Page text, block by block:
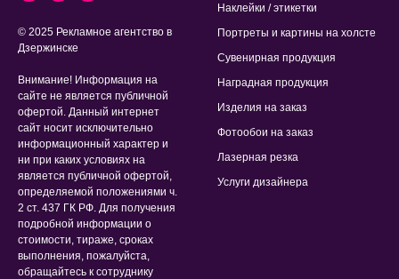
© 2025 Рекламное агентство в
Дзержинске
Внимание! Информация на
сайте не является публичной
офертой. Данный интернет
сайт носит исключительно
информационный характер и
ни при каких условиях на
является публичной офертой,
определяемой положениями ч.
2 ст. 437 ГК РФ. Для получения
подробной информации о
стоимости, тираже, сроках
выполнения, пожалуйста,
обращайтесь к сотруднику
Наклейки / этикетки
Портреты и картины на холсте
Сувенирная продукция
Наградная продукция
Изделия на заказ
Фотообои на заказ
Лазерная резка
Услуги дизайнера